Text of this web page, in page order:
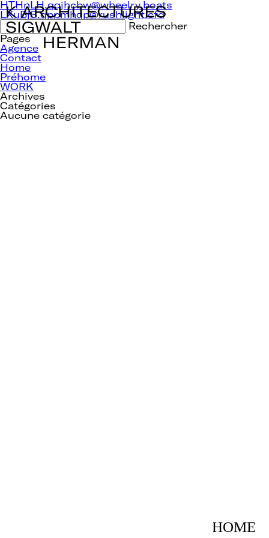
Navigation
de
l’article
HTHnLH.qqjhcbw@wheelry.boats
LXuBjS.qppmhqp@rushlight.cfd
Rechercher :
Pages
Agence
Contact
Home
Préhome
WORK
Archives
Catégories
Aucune catégorie